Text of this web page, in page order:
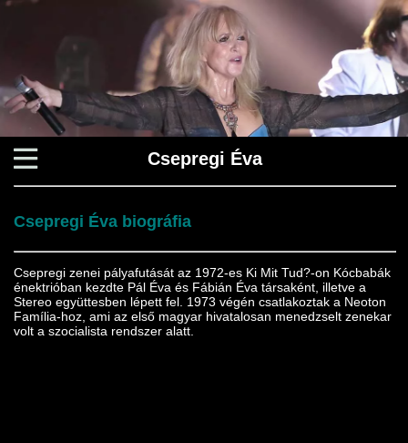
Csepregi Éva
Csepregi Éva biográfia
Csepregi zenei pályafutását az 1972-es Ki Mit Tud?-on Kócbabák
énektrióban kezdte Pál Éva és Fábián Éva társaként, illetve a
Stereo együttesben lépett fel. 1973 végén csatlakoztak a Neoton
Família-hoz, ami az első magyar hivatalosan menedzselt zenekar
volt a szocialista rendszer alatt.